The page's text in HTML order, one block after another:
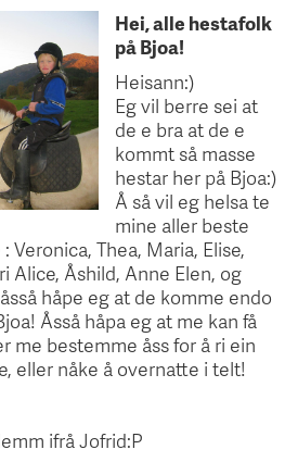
Hei, alle hestafolk
på Bjoa!
Heisann:)
Eg vil berre sei at
de e bra at de e
kommt så masse
hestar her på Bjoa:)
Å så vil eg helsa te
mine aller beste
Veronica, Thea, Maria, Elise,
Alice, Åshild, Anne Elen, og
håpe eg at de komme endo
Åsså håpa eg at me kan få
me bestemme åss for å ri ein
eller nåke å overnatte i telt!
ifrå Jofrid:P